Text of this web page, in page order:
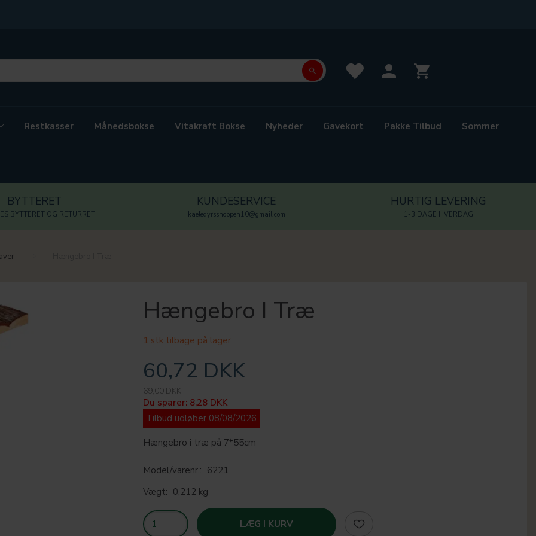
Restkasser Månedsbokse Vitakraft Bokse Nyheder Gavekort Pakke Tilbud Sommer
BYTTERET
BYTTERET OG RETURRET
KUNDESERVICE
kaeledyrsshoppen10@gmail.com
HURTIG LEVERING
1-3 DAGE HVERDAG
Hængebro I Træ
1 stk tilbage på lager
60,72 DKK
69,00 DKK
Du sparer: 8,28 DKK
Tilbud udløber 08/08/2026
Hængebro i træ på 7*55cm
Model/varenr.: 6221
Vægt: 0,212 kg
LÆG I KURV